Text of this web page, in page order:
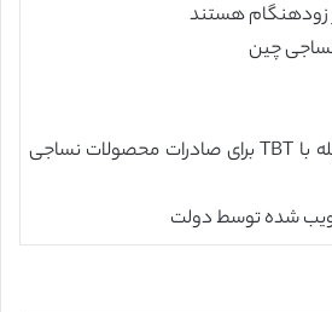
زودهنگام هستند
5- روش هایی برای مقابله با TBT برای صادرات محصولات نساجی